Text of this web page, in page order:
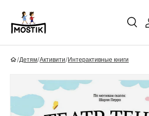
Перейти к контенту
Поиск
/Детям/Активити/Интерактивные книги
Перейти к информации о продукте